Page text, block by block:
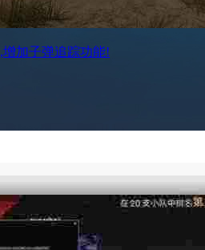
加子弹追踪功能!